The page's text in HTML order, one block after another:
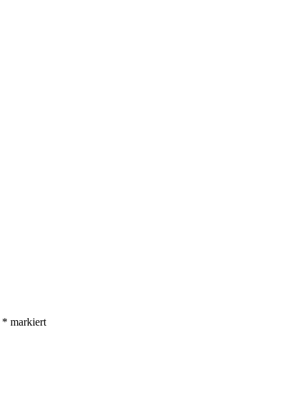
* markiert